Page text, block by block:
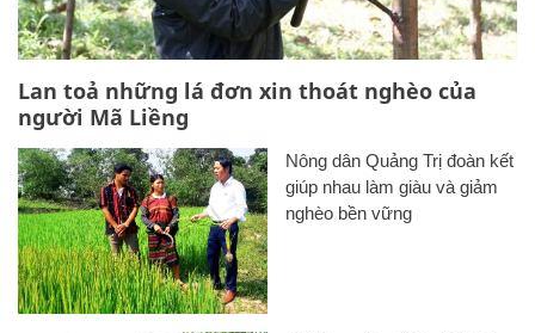
Lan toả những lá đơn xin thoát nghèo của
người Mã Liềng
Nông dân Quảng Trị đoàn kết
giúp nhau làm giàu và giảm
nghèo bền vững